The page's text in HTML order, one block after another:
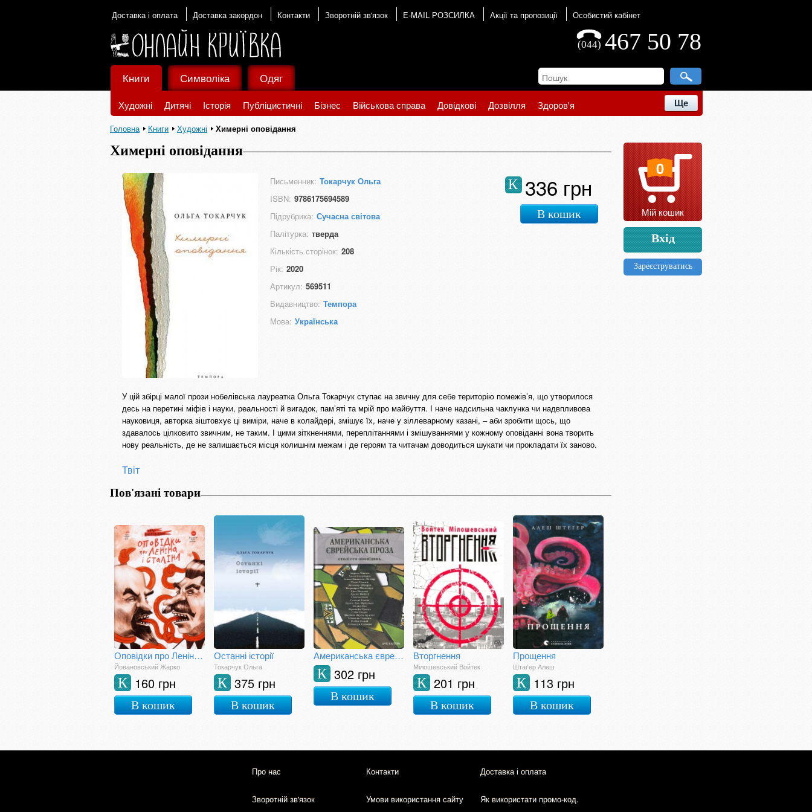
Доставка і оплата Доставка закордон Контакти Зворотній зв'язок E-MAIL РОЗСИЛКА Акції та пропозиції Особистий кабінет
467 50 78
(044)
Книги
Художні Дитячі Історія Публіцистичні Бізнес Військова справа Довідкові Дозвілля Здоров'я Ще
Символіка Одяг
Головна Книги Художні Химерні оповідання
Химерні оповідання
Письменник: Токарчук Ольга
ISBN: 9786175694589
Підрубрика: Сучасна світова
Палітурка: тверда
Кількість сторінок: 208
Рік: 2020
Артикул: 569511
Видавництво: Темпора
Мова: Українська
336 грн
К
В кошик
У цій збірці малої прози нобелівська лауреатка Ольга Токарчук ступає на звичну для себе територію помежів’я, що утворилося
десь на перетині міфів і науки, реальності й вигадок, пам’яті та мрій про майбуття. І наче надсильна чаклунка чи надвпливова
науковиця, авторка зіштовхує ці виміри, наче в колайдері, змішує їх, наче у зіллеварному казані, ‒ аби зробити щось, що
здавалось цілковито звичним, не таким. І цими зіткненнями, переплітаннями і змішуваннями у кожному оповіданні вона творить
нову реальність, де не залишається місця колишнім межам і де героям та читачам доводиться шукати чи прокладати їх заново.
Твіт
Пов'язані товари
Оповідки про Леніна і Сталіна: практичний посібник з організації революції
Йовановський Жарко
160 грн
К
В кошик
Останні історії
Токарчук Ольга
375 грн
К
В кошик
Американська єврейська проза. Століття оповідань
302 грн
К
В кошик
Вторгнення
Мілошевський Войтек
201 грн
К
В кошик
Прощення
Штаґер Алеш
113 грн
К
В кошик
0
Мій кошик
Вхід
Зареєструватись
Про нас Контакти Доставка і оплата
Зворотній зв'язок Умови використання сайту Як використати промо-код.